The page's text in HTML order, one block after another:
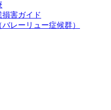
害ガイド
レーリュー症候群）